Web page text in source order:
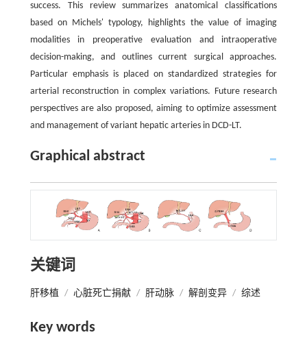
success. This review summarizes anatomical classifications
based on Michels' typology, highlights the value of imaging
modalities in preoperative evaluation and intraoperative
decision-making, and outlines current surgical approaches.
Particular emphasis is placed on standardized strategies for
arterial reconstruction in complex variations. Future research
perspectives are also proposed, aiming to optimize assessment
and management of variant hepatic arteries in DCD-LT.
Graphical abstract
关键词
肝移植 / 心脏死亡捐献 / 肝动脉 / 解剖变异 / 综述
Key words